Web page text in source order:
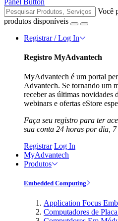
Você
produtos disponíveis
Registrar / Log In
Registro MyAdvantech
MyAdvantech é um portal
Advantech. Se tornando um
receber as últimas novidades
webinars e ofertas eStore
Faça seu registro para ter
sua conta 24 horas por dia,
Registrar Log In
MyAdvantech
Produtos
Embedded Computing
Application Focus
Computadores de